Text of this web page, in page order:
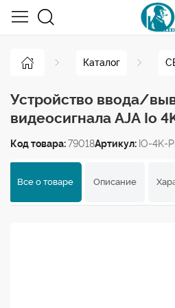
Каталог
Устройство ввода/
видеосигнала AJA Io
Код товара:79018Артикул: IO-4K-
Все о товаре Описание